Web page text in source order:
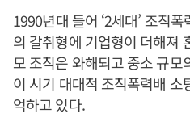
1990년대 들어 ‘2세대’ 조직
의 갈취형에 기업형이 더해져
모 조직은 와해되고 중소 규모
이 시기 대대적 조직폭력배 소
억하고 있다.